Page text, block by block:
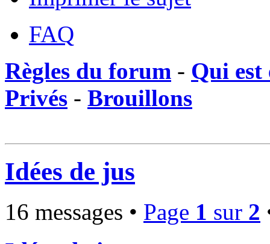
FAQ
Règles du forum - Qui est
Privés - Brouillons
Idées de jus
16 messages • Page 1 sur 2